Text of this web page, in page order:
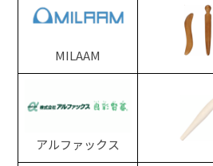
MILAAM
アルファックス